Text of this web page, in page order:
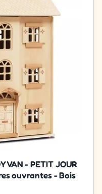
VAN - PETIT JOUR
ouvrantes - Bois